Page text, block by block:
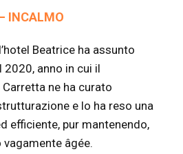
INCALMO
Beatrice ha assunto
2020, anno in cui il
ne ha curato
e lo ha reso una
efficiente, pur mantenendo,
vagamente âgée.